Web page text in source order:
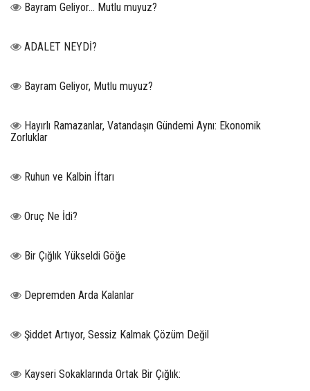
Bayram Geliyor… Mutlu muyuz?
ADALET NEYDİ?
Bayram Geliyor, Mutlu muyuz?
Hayırlı Ramazanlar, Vatandaşın Gündemi Aynı: Ekonomik
Zorluklar
Ruhun ve Kalbin İftarı
Oruç Ne İdi?
Bir Çığlık Yükseldi Göğe
Depremden Arda Kalanlar
Şiddet Artıyor, Sessiz Kalmak Çözüm Değil
Kayseri Sokaklarında Ortak Bir Çığlık: